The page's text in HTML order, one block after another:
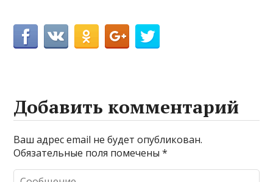
Добавить комментарий
Ваш адрес email не будет опубликован.
Обязательные поля помечены*